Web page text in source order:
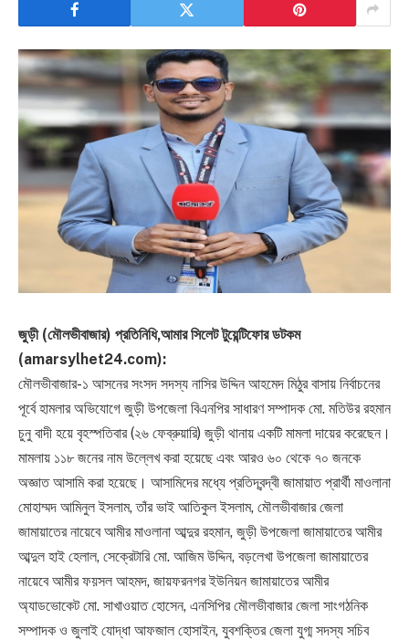
জুড়ী (মৌলভীবাজার) প্রতিনিধি,আমার সিলেট টুয়েন্টিফোর ডটকম
(amarsylhet24.com):
মৌলভীবাজার-১ আসনের সংসদ সদস্য নাসির উদ্দিন আহমেদ মিঠুর বাসায় নির্বাচনের
পূর্বে হামলার অভিযোগে জুড়ী উপজেলা বিএনপির সাধারণ সম্পাদক মো. মতিউর রহমান
চুনু বাদী হয়ে বৃহস্পতিবার (২৬ ফেব্রুয়ারি) জুড়ী থানায় একটি মামলা দায়ের করেছেন।
মামলায় ১১৮ জনের নাম উল্লেখ করা হয়েছে এবং আরও ৬০ থেকে ৭০ জনকে
অজ্ঞাত আসামি করা হয়েছে। আসামিদের মধ্যে প্রতিদ্বন্দ্বী জামায়াত প্রার্থী মাওলানা
মোহাম্মদ আমিনুল ইসলাম, তাঁর ভাই আতিকুল ইসলাম, মৌলভীবাজার জেলা
জামায়াতের নায়েবে আমীর মাওলানা আব্দুর রহমান, জুড়ী উপজেলা জামায়াতের আমীর
আব্দুল হাই হেলাল, সেক্রেটারি মো. আজিম উদ্দিন, বড়লেখা উপজেলা জামায়াতের
নায়েবে আমীর ফয়সল আহমদ, জায়ফরনগর ইউনিয়ন জামায়াতের আমীর
অ্যাডভোকেট মো. সাখাওয়াত হোসেন, এনসিপির মৌলভীবাজার জেলা সাংগঠনিক
সম্পাদক ও জুলাই যোদ্ধা আফজাল হোসাইন, যুবশক্তির জেলা যুগ্ম সদস্য সচিব